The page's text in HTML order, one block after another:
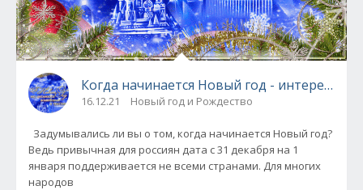
Когда начинается Новый год - интересные
16.12.21 Новый год и Рождество
Задумывались ли вы о том, когда начинается Новый год?
Ведь привычная для россиян дата с 31 декабря на 1
января поддерживается не всеми странами. Для многих
народов